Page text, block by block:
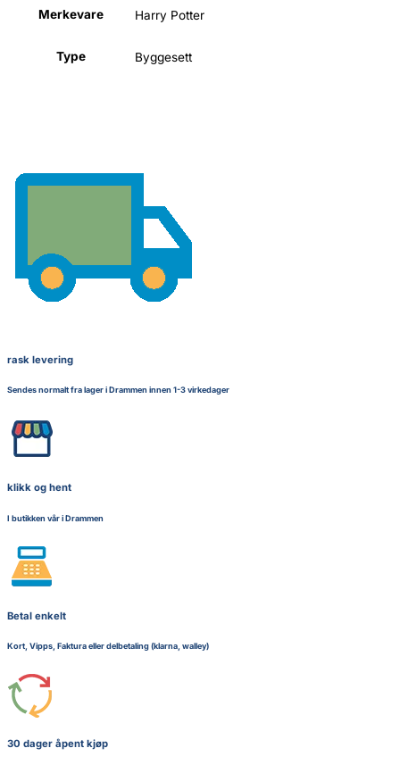
Merkevare Harry Potter
Type Byggesett
rask levering
Sendes normalt fra lager i Drammen innen 1-3 virkedager
klikk og hent
I butikken vår i Drammen
Betal enkelt
Kort, Vipps, Faktura eller delbetaling (klarna, walley)
30 dager åpent kjøp